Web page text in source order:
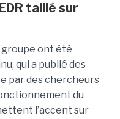
taillé sur
groupe ont été
qui a publié des
par des chercheurs
du
l’accent sur